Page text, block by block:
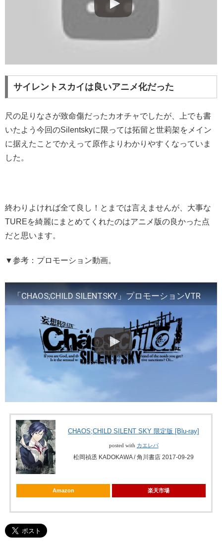
サイレントスカイは良いアニメ化だった
尺の足りなさが致命傷だったカオチャでしたが、上でも書
いたよう今回のSilentskyに限っては拓留と世莉架をメイン
に据えたことでかえって原作よりわかりやすくなっていま
した。
終わりよければ全て良し！とまでは言えませんが、大事な
TUREを綺麗にまとめてくれたのはアニメ版の良かった点
だと思います。
▼参考：プロモーション動画。
「CHAOS;CHILD SILENTSKY」プロモーションVTR
CHAOS;CHILD SILENT SKY 限定版 [Blu-ray]
posted with カエレバ
松岡禎丞 KADOKAWA / 角川書店 2017-09-29
Amazon 楽天市場